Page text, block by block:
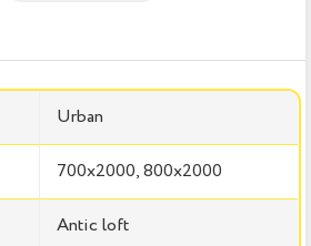
Urban
700x2000, 800x2000
Antic loft